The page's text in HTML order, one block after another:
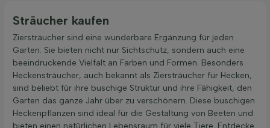
Sträucher kaufen
Ziersträucher sind eine wunderbare Ergänzung für jeden
Garten. Sie bieten nicht nur Sichtschutz, sondern auch eine
beeindruckende Vielfalt an Farben und Formen. Besonders
Heckensträucher, auch bekannt als Ziersträucher für Hecken,
sind beliebt für ihre buschige Struktur und ihre Fähigkeit, den
Garten das ganze Jahr über zu verschönern. Diese buschigen
Heckenpflanzen sind ideal für die Gestaltung von Beeten und
bieten einen natürlichen Lebensraum für viele Tiere. Entdecke